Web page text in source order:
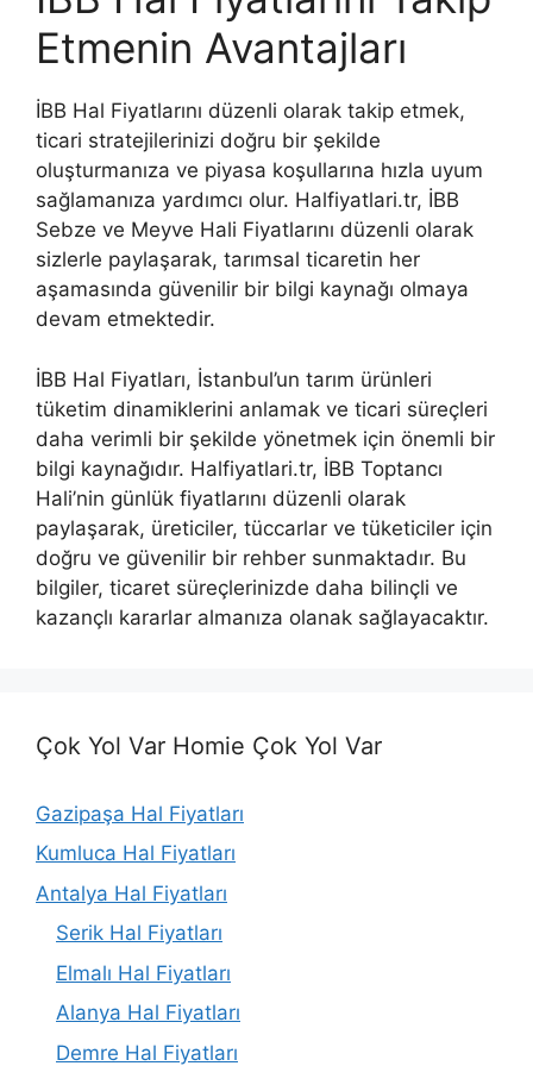
Etmenin Avantajları
İBB Hal Fiyatlarını düzenli olarak takip etmek,
ticari stratejilerinizi doğru bir şekilde
oluşturmanıza ve piyasa koşullarına hızla uyum
sağlamanıza yardımcı olur. Halfiyatlari.tr, İBB
Sebze ve Meyve Hali Fiyatlarını düzenli olarak
sizlerle paylaşarak, tarımsal ticaretin her
aşamasında güvenilir bir bilgi kaynağı olmaya
devam etmektedir.
İBB Hal Fiyatları, İstanbul’un tarım ürünleri
tüketim dinamiklerini anlamak ve ticari süreçleri
daha verimli bir şekilde yönetmek için önemli bir
bilgi kaynağıdır. Halfiyatlari.tr, İBB Toptancı
Hali’nin günlük fiyatlarını düzenli olarak
paylaşarak, üreticiler, tüccarlar ve tüketiciler için
doğru ve güvenilir bir rehber sunmaktadır. Bu
bilgiler, ticaret süreçlerinizde daha bilinçli ve
kazançlı kararlar almanıza olanak sağlayacaktır.
Çok Yol Var Homie Çok Yol Var
Gazipaşa Hal Fiyatları
Kumluca Hal Fiyatları
Antalya Hal Fiyatları
Serik Hal Fiyatları
Elmalı Hal Fiyatları
Alanya Hal Fiyatları
Demre Hal Fiyatları